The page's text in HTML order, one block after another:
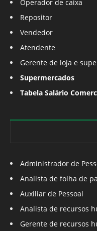
Operador de caixa
Repositor
Vendedor
Atendente
Gerente de loja e
Supermercados
Tabela Salário
Administrador de
Analista de folha de
Auxiliar de Pessoal
Analista de recursos
Gerente de recursos